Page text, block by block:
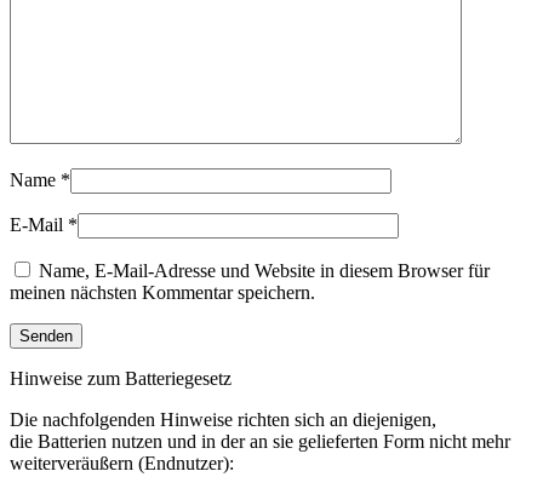
Name *
E-Mail *
Name, E-Mail-Adresse und Website in diesem Browser für
meinen nächsten Kommentar speichern.
Hinweise zum Batteriegesetz
Die nachfolgenden Hinweise richten sich an diejenigen,
die Batterien nutzen und in der an sie gelieferten Form nicht mehr
weiterveräußern (Endnutzer):